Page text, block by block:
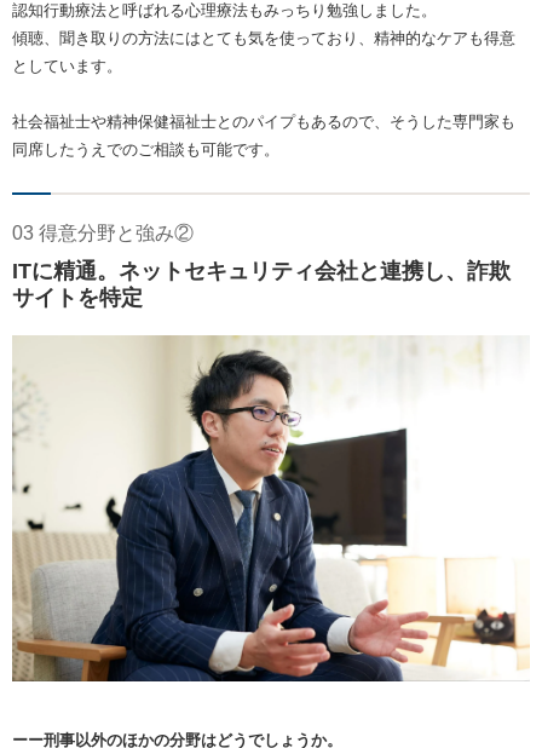
認知行動療法と呼ばれる心理療法もみっちり勉強しました。
傾聴、聞き取りの方法にはとても気を使っており、精神的なケアも得意
としています。
社会福祉士や精神保健福祉士とのパイプもあるので、そうした専門家も
同席したうえでのご相談も可能です。
03 得意分野と強み②
ITに精通。ネットセキュリティ会社と連携し、詐欺
サイトを特定
ーー刑事以外のほかの分野はどうでしょうか。